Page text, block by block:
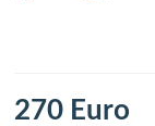
270 Euro